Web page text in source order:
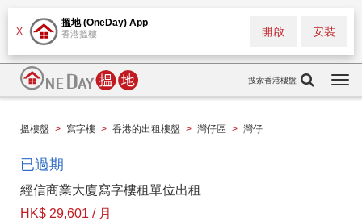
X
搵地 (OneDay) App
香港搵樓 安裝
開啟
搜索香港樓盤
搵樓盤 > 寫字樓 > 香港的出租樓盤 > 灣仔區 > 灣仔
已過期
經信商業大廈寫字樓租單位出租
HK$ 29,601 / 月